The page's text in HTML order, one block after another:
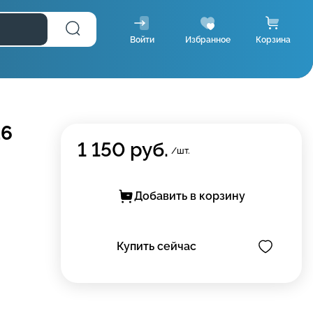
Войти Избранное Корзина
1 150 руб. /шт.
Добавить в корзину
Купить сейчас